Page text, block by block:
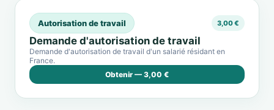
Autorisation de travail 3,00 €
Demande d'autorisation de travail
Demande d'autorisation de travail d'un salarié résidant en
France.
Obtenir — 3,00 €